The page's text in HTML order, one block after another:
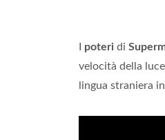
poteri di
velocità della
lingua straniera